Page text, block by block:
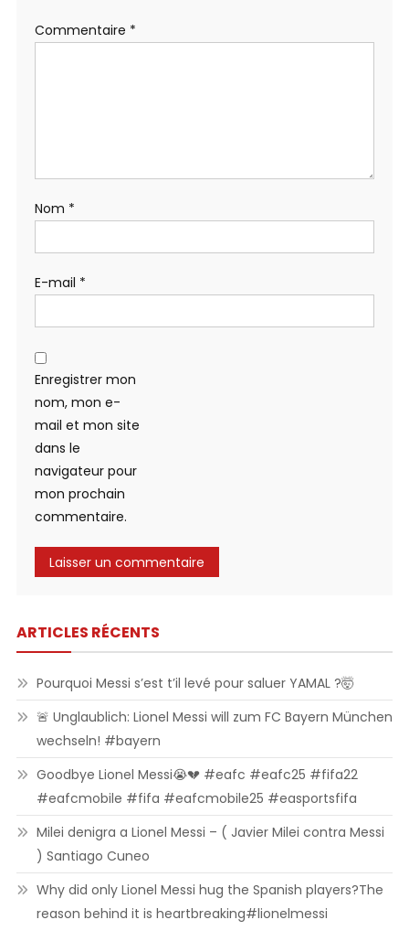
Commentaire *
Nom *
E-mail *
Enregistrer mon
nom, mon e-
mail et mon site
dans le
navigateur pour
mon prochain
commentaire.
ARTICLES RÉCENTS
Pourquoi Messi s’est t’il levé pour saluer YAMAL ?🤯
🚨 Unglaublich: Lionel Messi will zum FC Bayern München
wechseln! #bayern
Goodbye Lionel Messi😭💔 #eafc #eafc25 #fifa22
#eafcmobile #fifa #eafcmobile25 #easportsfifa
Milei denigra a Lionel Messi – ( Javier Milei contra Messi
) Santiago Cuneo
Why did only Lionel Messi hug the Spanish players?The
reason behind it is heartbreaking#lionelmessi